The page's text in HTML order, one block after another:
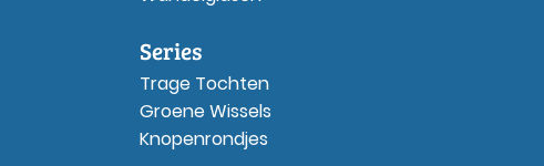
Series
Trage Tochten
Groene Wissels
Knopenrondjes